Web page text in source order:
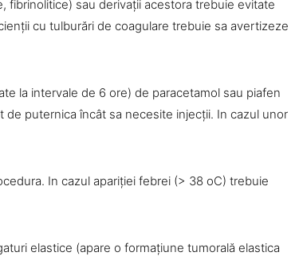
fibrinolitice) sau derivaţii acestora trebuie evitate
cu tulburări de coagulare trebuie sa avertizeze
la intervale de 6 ore) de paracetamol sau piafen
puternica încât sa necesite injecţii. In cazul unor
In cazul apariţiei febrei (> 38 oC) trebuie
elastice (apare o formaţiune tumorală elastica